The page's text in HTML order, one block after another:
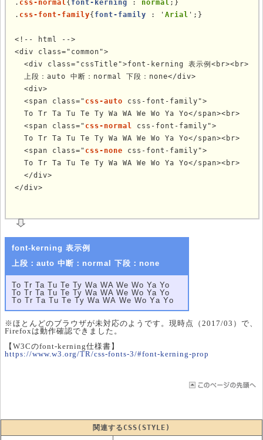
. css-normal{ font-kerning : normal ;}
. css-font-family{ font-family : ' Arial ';}
<!-- html -->
<div class="common">
  <div class="cssTitle">font-kerning 表示例<br><br>
  上段：auto 中断：normal 下段：none</div>
  <div>
  <span class="
css-auto css-font-family">
  To Tr Ta Tu Te Ty Wa WA We Wo Ya Yo</span><br>
  <span class="
css-normal css-font-family">
  To Tr Ta Tu Te Ty Wa WA We Wo Ya Yo</span><br>
  <span class="
css-none css-font-family">
  To Tr Ta Tu Te Ty Wa WA We Wo Ya Yo</span><br>
  </div>
</div>
font-kerning 表示例
上段：auto 中断：normal 下段：none
To Tr Ta Tu Te Ty Wa WA We Wo Ya Yo
To Tr Ta Tu Te Ty Wa WA We Wo Ya Yo
To Tr Ta Tu Te Ty Wa WA We Wo Ya Yo
※ほとんどのブラウザが未対応のようです。現時点（2017/03）で、
Firefoxは動作確認できました。
【W3Cのfont-kerning仕様書】
https://www.w3.org/TR/css-fonts-3/#font-kerning-prop
関連するCSS(STYLE)